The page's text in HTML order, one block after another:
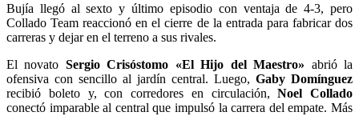
Bujía llegó al sexto y último episodio con ventaja de 4-3, pero
Collado Team reaccionó en el cierre de la entrada para fabricar dos
carreras y dejar en el terreno a sus rivales.
El novato Sergio Crisóstomo «El Hijo del Maestro» abrió la
ofensiva con sencillo al jardín central. Luego, Gaby Domínguez
recibió boleto y, con corredores en circulación,Noel Collado
conectó imparable al central que impulsó la carrera del empate. Más